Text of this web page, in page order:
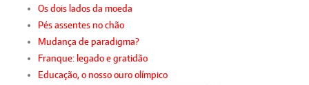
Os dois lados da moeda
Pés assentes no chão
Mudança de paradigma?
Franque: legado e gratidão
Educação, o nosso ouro olímpico